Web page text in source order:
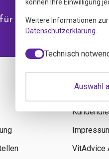
Angebote &
Infos
VitAdvice
können Ihre Einwilligung
Weitere Informationen
Datenschutzerklärung
Technisch
Auswahl